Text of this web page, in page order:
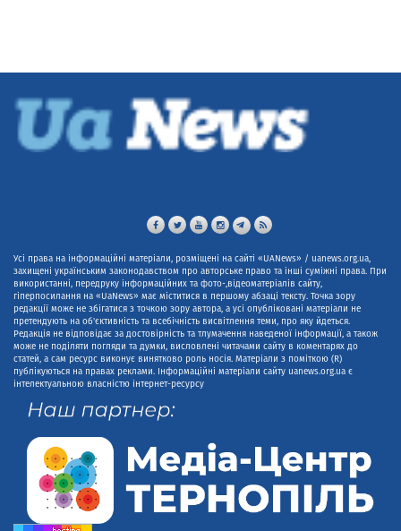
Усі права на інформаційні матеріали, розміщені на сайті «UANews» / uanews.org.ua,
захищені українським законодавством про авторське право та інші суміжні права. При
використанні, передруку інформаційних та фото-,відеоматеріалів сайту,
гіперпосилання на «UaNews» має міститися в першому абзаці тексту. Точка зору
редакції може не збігатися з точкою зору автора, а усі опубліковані матеріали не
претендують на об'єктивність та всебічність висвітлення теми, про яку йдеться.
Редакція не відповідає за достовірність та тлумачення наведеної інформації, а також
може не поділяти погляди та думки, висловлені читачами сайту в коментарях до
статей, а сам ресурс виконує винятково роль носія. Матеріали з поміткою (R)
публікуються на правах реклами. Інформаційні матеріали сайту uanews.org.ua є
інтелектуальною власністю інтернет-ресурсу